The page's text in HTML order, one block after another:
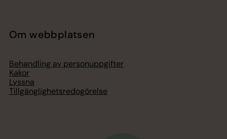
Om webbplatsen
Behandling av personuppgifter
Kakor
Lyssna
Tillgänglighetsredogörelse